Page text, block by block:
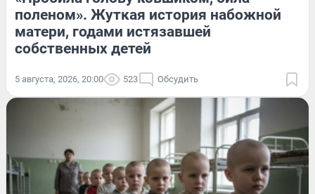
поленом». Жуткая история набожной
матери, годами истязавшей
собственных детей
5 августа, 2026, 20:00 523 Обсудить